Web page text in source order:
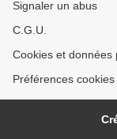
Signaler un abus
C.G.U.
Cookies et données
Préférences cookies